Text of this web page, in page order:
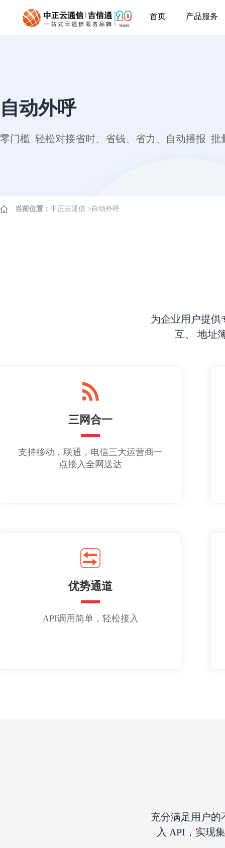
首页 产品服务
自动外呼
零门槛 轻松对接省时、省钱、省力、自动播报 批
当前位置： 中正云通信 > 自动外呼
为企业用户提供
互、 地址
三网合一
支持移动，联通，电信三大运营商一
点接入全网送达
优势通道
API调用简单，轻松接入
充分满足用户的
入 API，实现